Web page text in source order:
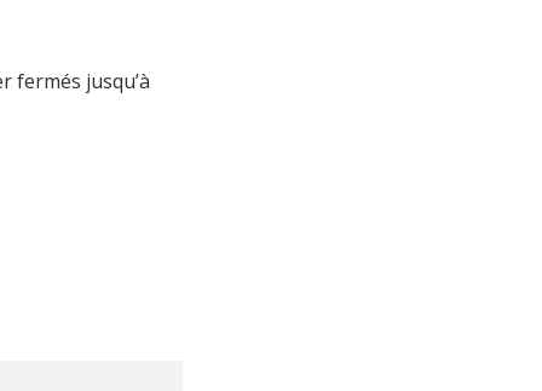
fermés jusqu’à